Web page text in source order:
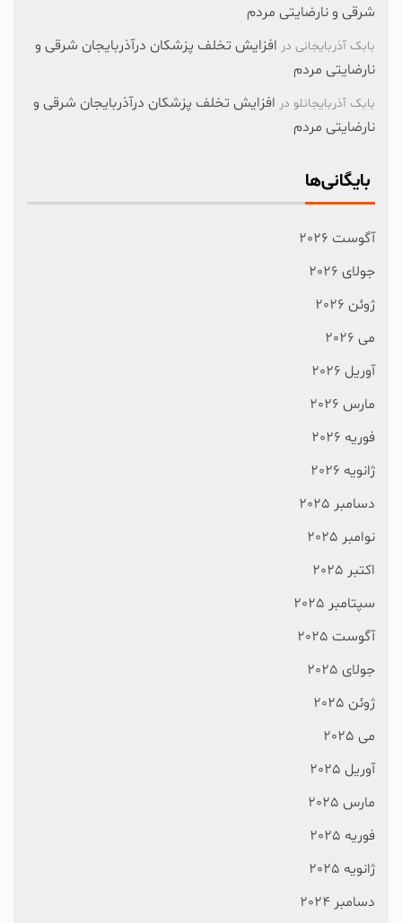
شرقی و نارضایتی مردم
بابک آذربایجانی در افزایش تخلف پزشکان درآذربایجان شرقی و
نارضایتی مردم
بابک آذربایجانلو در افزایش تخلف پزشکان درآذربایجان شرقی و
نارضایتی مردم
بایگانی‌ها
آگوست 2026
جولای 2026
ژوئن 2026
می 2026
آوریل 2026
مارس 2026
فوریه 2026
ژانویه 2026
دسامبر 2025
نوامبر 2025
اکتبر 2025
سپتامبر 2025
آگوست 2025
جولای 2025
ژوئن 2025
می 2025
آوریل 2025
مارس 2025
فوریه 2025
ژانویه 2025
دسامبر 2024